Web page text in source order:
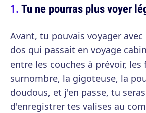
Tu ne pourras plus voyer
Avant, tu pouvais voyager
dos qui passait en voyage
entre les couches à prévoir, les
surnombre, la gigoteuse, la
doudous, et j'en passe, tu
d'enregistrer tes valises au